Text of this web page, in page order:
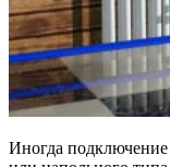
Иногда подключение